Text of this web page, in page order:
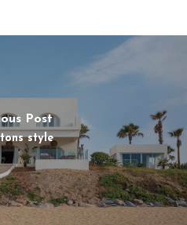
Post
style